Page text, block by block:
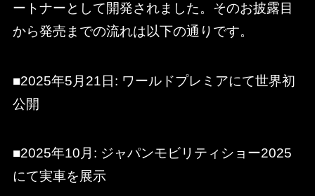
ートナーとして開発されました。そのお披露目
から発売までの流れは以下の通りです。
■2025年5月21日: ワールドプレミアにて世界初
公開
■2025年10月: ジャパンモビリティショー2025
にて実車を展示